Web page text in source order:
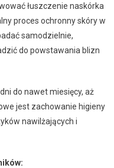
łuszczenie naskórka
proces ochronny skóry w
samodzielnie,
do powstawania blizn
do nawet miesięcy, aż
jest zachowanie higieny
nawilżających i